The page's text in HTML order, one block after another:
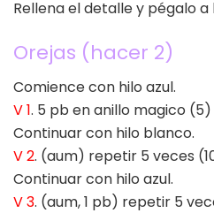
Rellena el detalle y pégalo a
Orejas (hacer 2)
Comience con hilo azul.
V 1. 5 pb en anillo magico (5)
Continuar con hilo blanco.
V 2. (aum) repetir 5 veces
Continuar con hilo azul.
V 3. (aum, 1 pb) repetir 5